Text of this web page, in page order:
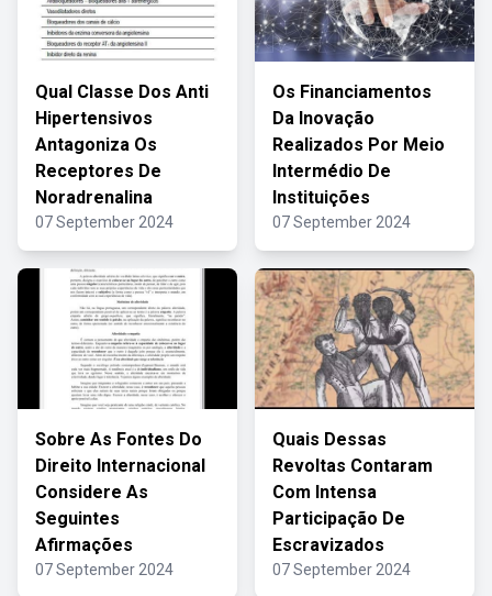
Qual Classe Dos Anti
Hipertensivos
Antagoniza Os
Receptores De
Noradrenalina
07 September 2024
Os Financiamentos
Da Inovação
Realizados Por Meio
Intermédio De
Instituições
07 September 2024
Sobre As Fontes Do
Direito Internacional
Considere As
Seguintes
Afirmações
07 September 2024
Quais Dessas
Revoltas Contaram
Com Intensa
Participação De
Escravizados
07 September 2024